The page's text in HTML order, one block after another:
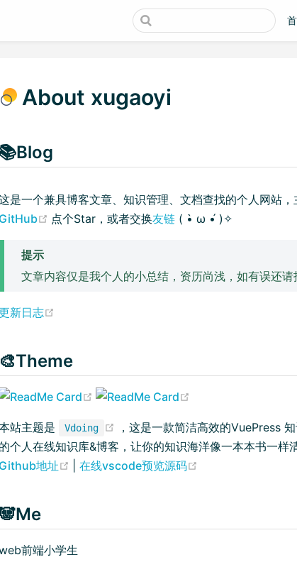
About xugaoyi
📚Blog
是一个兼具博客文章、知识管理、文档查找的个人网站
GitHub
(opens new window)
点个Star，或者交换友链( •̀ ω •́ )✧
提示
文章内容仅是我个人的小总结，资历尚浅，如有误还请
新日志
🎨Theme
(opens new window)
站主题是 Vdoing (opens new window)
，这是一款简洁高效的VuePress
的个人在线知识库&博客，让你的知识海洋像一本本书一样
Github地址
(opens new window)
在线vscode预览源码
前端小学生